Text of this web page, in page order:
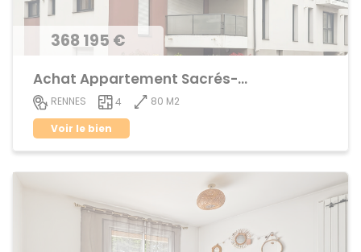
368 195 €
Achat Appartement Sacrés-Coeurs
RENNES 4
80 M2
Voir le bien